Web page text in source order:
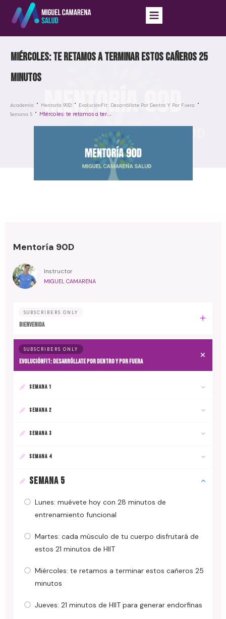
Miércoles: te retamos a terminar estos cañeros 25
minutos
Academia Mentoría 90D
EvoluciónFit: Desarróllate Por Dentro Y Por Fuera
Semana 5
Miércoles: te retamos a terminar estos cañeros 25 minutos
Mentoría 90D
Instructor
MIGUEL CAMARENA
SUBSCRIBERS ONLY
BIENVENIDA
SUBSCRIBERS ONLY
EvoluciónFit: desarróllate por dentro y por fuera
SEMANA 1
SEMANA 2
SEMANA 3
SEMANA 4
SEMANA 5
Lunes: muévete hoy con 28 minutos de
entrenamiento funcional
Martes: cada músculo de tu cuerpo disfrutará de
estos 21 minutos de HIIT
Miércoles: te retamos a terminar estos cañeros 25
minutos
Jueves: 21 minutos de HIIT para generar endorfinas